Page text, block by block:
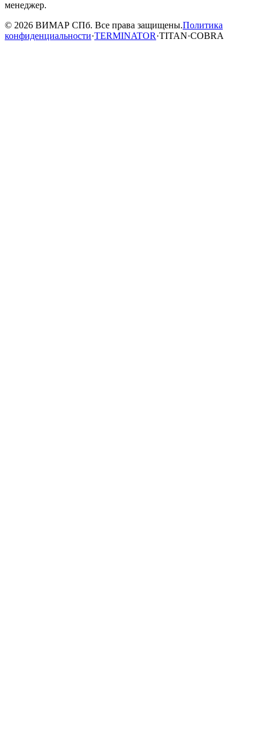
менеджер.
© 2026 ВИМАР СПб. Все права защищены.Политика
конфиденциальности·TERMINATOR·TITAN·COBRA